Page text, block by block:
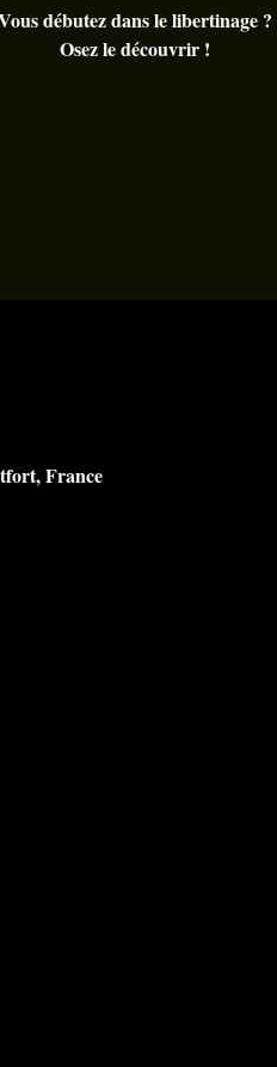
débutez dans le libertinage ?
Osez le découvrir !
France